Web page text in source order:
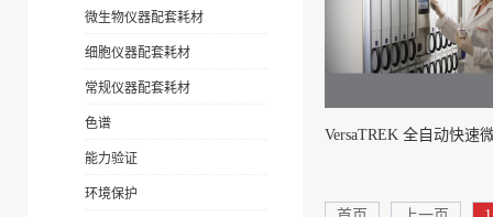
微生物仪器配套耗材
细胞仪器配套耗材
常规仪器配套耗材
色谱
能力验证
环境保护